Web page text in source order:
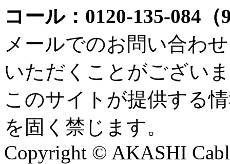
コール：0120-135-084
メールでのお問い合わ
いただくことがござい
このサイトが提供する
を固く禁じます。
Copyright © AKASHI